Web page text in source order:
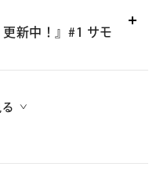
彩（乃木坂 46）／芹澤雛
／細谷美月／松尾そのま／
前すすむ（TOKYO
新中！』#1 サモ